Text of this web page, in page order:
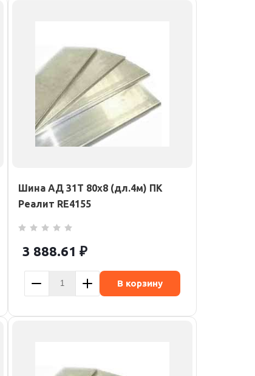
Шина АД 31Т 80х8 (дл.4м) ПК
Реалит RE4155
3 888.61 ₽
В корзину